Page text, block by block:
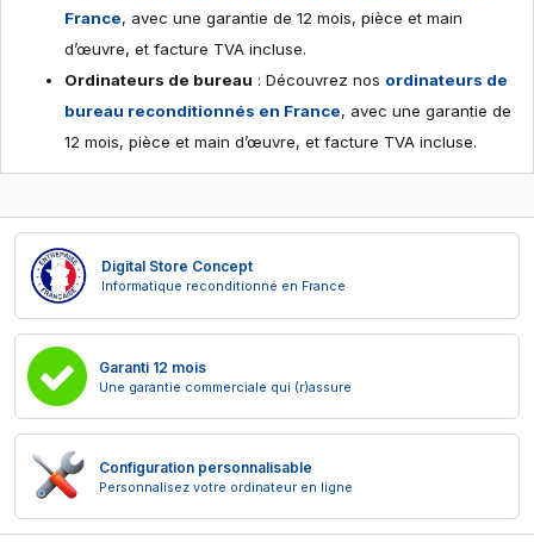
France, avec une garantie de 12 mois, pièce et main
d’œuvre, et facture TVA incluse.
Ordinateurs de bureau : Découvrez nos ordinateurs de
bureau reconditionnés en France, avec une garantie de
12 mois, pièce et main d’œuvre, et facture TVA incluse.
Digital Store Concept
Informatique reconditionné en France
Garanti 12 mois
Une garantie commerciale qui (r)assure
Configuration personnalisable
Personnalisez votre ordinateur en ligne